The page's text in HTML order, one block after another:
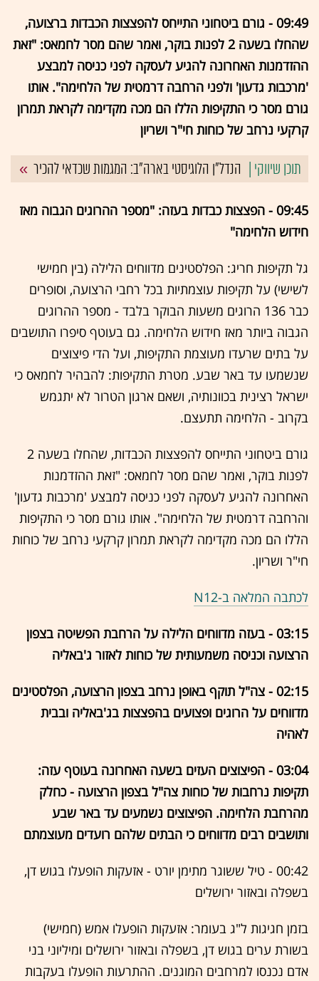
09:49 - גורם ביטחוני התייחס להפצצות הכבדות ברצועה,
שהחלו בשעה 2 לפנות בוקר, ואמר שהם מסר לחמאס: "זאת
ההזדמנות האחרונה להגיע לעסקה לפני כניסה למבצע
'מרכבות גדעון' ולפני הרחבה דרמטית של הלחימה". אותו
גורם מסר כי התקיפות הללו הם מכה מקדימה לקראת תמרון
קרקעי נרחב של כוחות חי"ר ושריון
הנדל"ן הלוגיסטי בארה"ב: המגמות שכדאי להכיר
09:45 - הפצצות כבדות בעזה: "מספר ההרוגים הגבוה מאז
חידוש הלחימה"
גל תקיפות חריג: הפלסטינים מדווחים הלילה (בין חמישי
לשישי) על תקיפות עוצמתיות בכל רחבי הרצועה, וסופרים
כבר 136 הרוגים משעות הבוקר בלבד - מספר ההרוגים
הגבוה ביותר מאז חידוש הלחימה. גם בעוטף סיפרו התושבים
על בתים שרעדו מעוצמת התקיפות, ועל הדי פיצוצים
שנשמעו עד באר שבע. מטרת התקיפות: להבהיר לחמאס כי
ישראל רצינית בכוונותיה, ושאם ארגון הטרור לא יתגמש
בקרוב - הלחימה תתעצם.
גורם ביטחוני התייחס להפצצות הכבדות, שהחלו בשעה 2
לפנות בוקר, ואמר שהם מסר לחמאס: "זאת ההזדמנות
האחרונה להגיע לעסקה לפני כניסה למבצע 'מרכבות גדעון'
והרחבה דרמטית של הלחימה". אותו גורם מסר כי התקיפות
הללו הם מכה מקדימה לקראת תמרון קרקעי נרחב של כוחות
חי"ר ושריון.
לכתבה המלאה ב-N12
03:15 - בעזה מדווחים הלילה על הרחבת הפשיטה בצפון
הרצועה וכניסה משמעותית של כוחות לאזור ג'באליה
02:15 - צה"ל תוקף באופן נרחב בצפון הרצועה, הפלסטינים
מדווחים על הרוגים ופצועים בהפצצות בג'באליה ובבית
לאהיה
03:04 - הפיצוצים העזים בשעה האחרונה בעוטף עזה:
תקיפות נרחבות של כוחות צה"ל בצפון הרצועה - כחלק
מהרחבת הלחימה. הפיצוצים נשמעים עד באר שבע
ותושבים רבים מדווחים כי הבתים שלהם רועדים מעוצמתם
00:42 - טיל ששוגר מתימן יורט - אזעקות הופעלו בגוש דן,
בשפלה ובאזור ירושלים
בזמן חגיגות ל"ג בעומר: אזעקות הופעלו אמש (חמישי)
בשורת ערים בגוש דן, בשפלה ובאזור ירושלים ומיליוני בני
אדם נכנסו למרחבים המוגנים. ההתרעות הופעלו בעקבות